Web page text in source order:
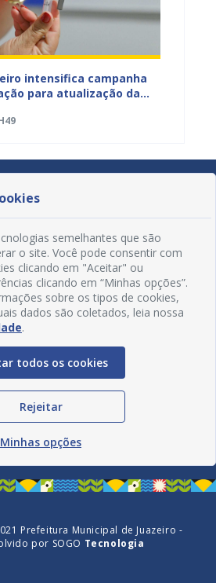
intensifica campanha
para atualização da
Redes Sociais
Prefeitura Municipal de Juazeiro -
por SOGO Tecnologia
semelhantes que são
o site. Você pode consentir com
clicando em "Aceitar" ou
clicando em “Minhas opções”.
sobre os tipos de cookies,
dados são coletados, leia nossa
.
todos os cookies
Rejeitar
Minhas opções